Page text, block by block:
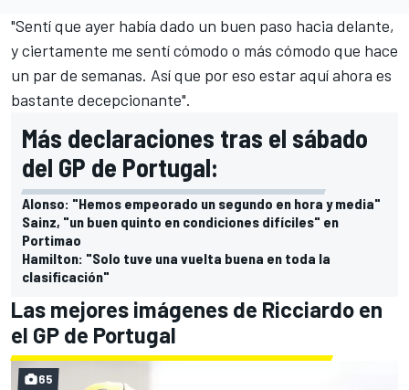
"Sentí que ayer había dado un buen paso hacia delante,
y ciertamente me sentí cómodo o más cómodo que hace
un par de semanas. Así que por eso estar aquí ahora es
bastante decepcionante".
Más declaraciones tras el sábado
del GP de Portugal:
Alonso: "Hemos empeorado un segundo en hora y media"
Sainz, "un buen quinto en condiciones difíciles" en
Portimao
Hamilton: "Solo tuve una vuelta buena en toda la
clasificación"
Las mejores imágenes de Ricciardo en
el GP de Portugal
65